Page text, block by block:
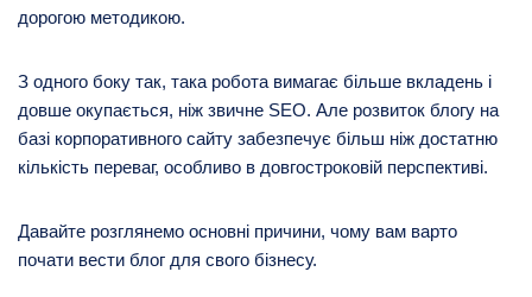
дорогою методикою.
З одного боку так, така робота вимагає більше вкладень і
довше окупається, ніж звичне SEO. Але розвиток блогу на
базі корпоративного сайту забезпечує більш ніж достатню
кількість переваг, особливо в довгостроковій перспективі.
Давайте розглянемо основні причини, чому вам варто
почати вести блог для свого бізнесу.